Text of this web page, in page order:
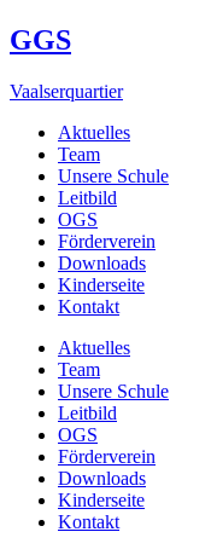
GGS
Vaalserquartier
Aktuelles
Team
Unsere Schule
Leitbild
OGS
Förderverein
Downloads
Kinderseite
Kontakt
Aktuelles
Team
Unsere Schule
Leitbild
OGS
Förderverein
Downloads
Kinderseite
Kontakt